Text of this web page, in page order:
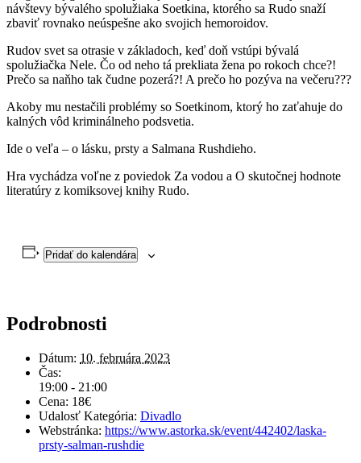
návštevy bývalého spolužiaka Soetkina, ktorého sa Rudo snaží
zbaviť rovnako neúspešne ako svojich hemoroidov.
Rudov svet sa otrasie v základoch, keď doň vstúpi bývalá
spolužiačka Nele. Čo od neho tá prekliata žena po rokoch chce?!
Prečo sa naňho tak čudne pozerá?! A prečo ho pozýva na večeru???
Akoby mu nestačili problémy so Soetkinom, ktorý ho zaťahuje do
kalných vôd kriminálneho podsvetia.
Ide o veľa – o lásku, prsty a Salmana Rushdieho.
Hra vychádza voľne z poviedok Za vodou a O skutočnej hodnote
literatúry z komiksovej knihy Rudo.
Pridať do kalendára
Podrobnosti
Dátum: 10. februára 2023
Čas:
19:00 - 21:00
Cena: 18€
Udalosť Kategória: Divadlo
Webstránka: https://www.astorka.sk/event/442402/laska-
prsty-salman-rushdie